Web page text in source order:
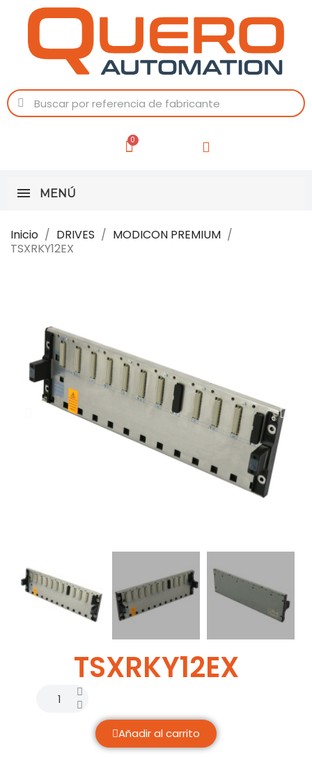
MENÚ
Inicio DRIVES
MODICON PREMIUM
TSXRKY12EX
TSXRKY12EX
Añadir al carrito